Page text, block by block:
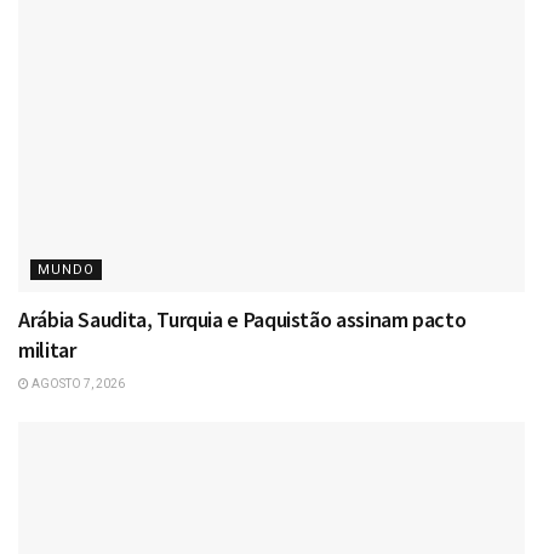
MUNDO
Arábia Saudita, Turquia e Paquistão assinam pacto
militar
AGOSTO 7, 2026